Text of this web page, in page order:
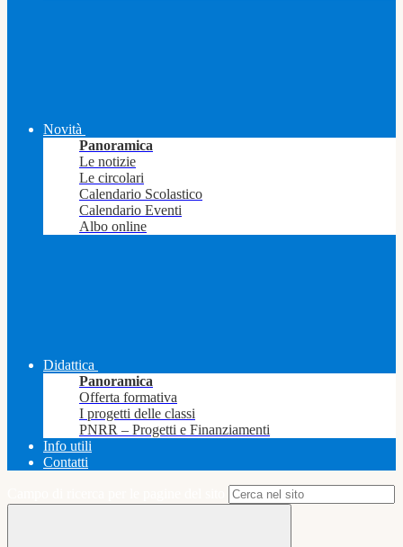
Novità
Panoramica
Le notizie
Le circolari
Calendario Scolastico
Calendario Eventi
Albo online
Didattica
Panoramica
Offerta formativa
I progetti delle classi
PNRR – Progetti e Finanziamenti
Info utili
Contatti